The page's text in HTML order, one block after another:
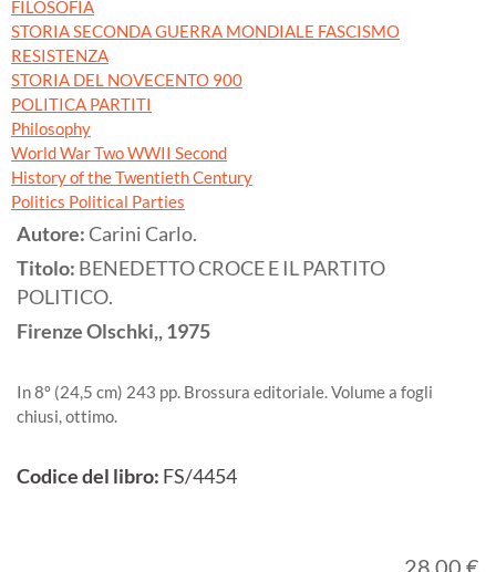
FILOSOFIA
STORIA SECONDA GUERRA MONDIALE FASCISMO
RESISTENZA
STORIA DEL NOVECENTO 900
POLITICA PARTITI
Philosophy
World War Two WWII Second
History of the Twentieth Century
Politics Political Parties
Autore:Carini Carlo.
Titolo: BENEDETTO CROCE E IL PARTITO
POLITICO.
FirenzeOlschki,,1975
In 8º (24,5 cm) 243 pp. Brossura editoriale. Volume a fogli
chiusi, ottimo.
Codice del libro: FS/4454